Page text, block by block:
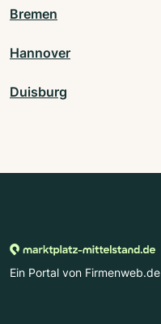
Bremen
Hannover
Duisburg
Ein Portal von Firmenweb.de